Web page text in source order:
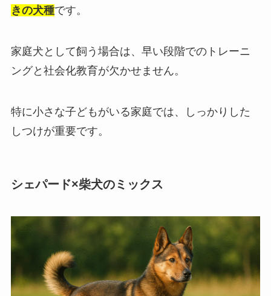
きの犬種です。
家庭犬として飼う場合は、早い段階でのトレーニ
ングと社会化教育が欠かせません。
特に小さな子どもがいる家庭では、しっかりした
しつけが重要です。
シェパード×柴犬のミックス